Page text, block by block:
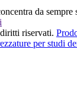
da
riservati.
per studi